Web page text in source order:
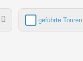
geführte Touren